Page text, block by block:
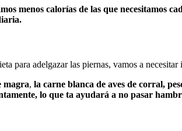
menos calorías de las que necesitamos
para adelgazar las piernas, vamos a
magra, la carne blanca de aves de corral,
lo que ta ayudará a no pasar